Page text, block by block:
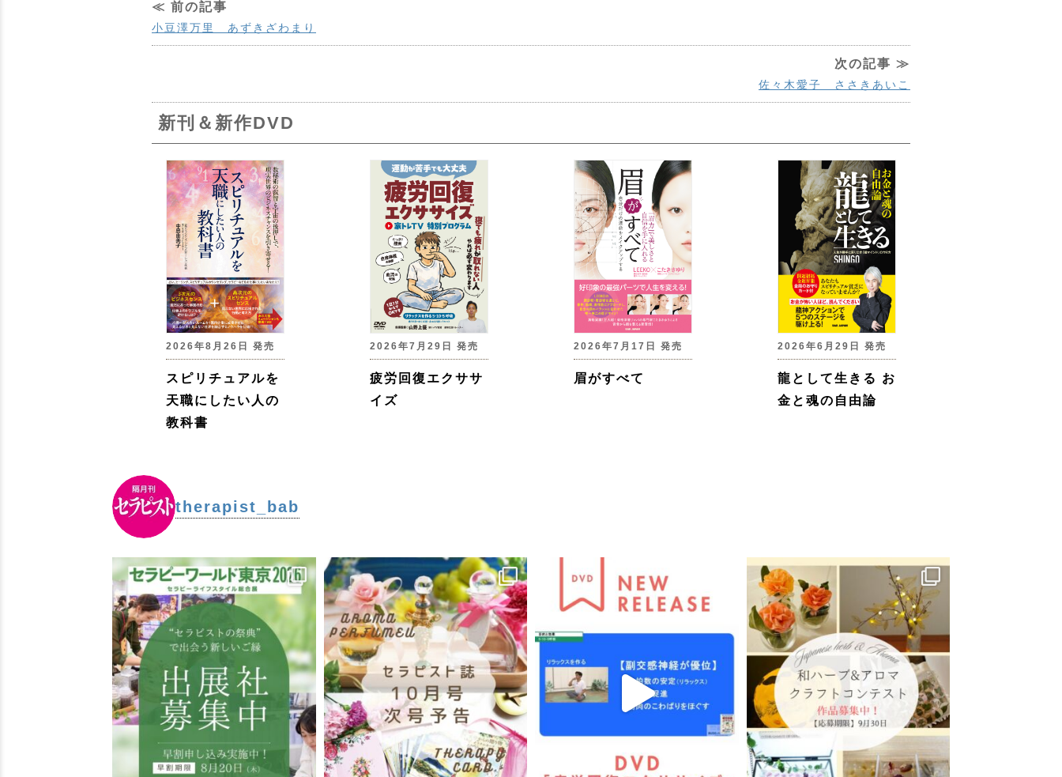
≪ 前の記事
小豆澤万里 あずきざわまり
次の記事 ≫
佐々木愛子 ささきあいこ
新刊＆新作DVD
2026年8月26日 発売
スピリチュアルを
天職にしたい人の
教科書
2026年7月29日 発売
疲労回復エクササ
イズ
2026年7月17日 発売
眉がすべて
2026年6月29日 発売
龍として生きる お
金と魂の自由論
therapist_bab